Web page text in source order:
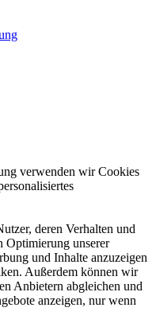
verwenden wir Cookies
deren Verhalten und
Optimierung unserer
und Inhalte anzuzeigen
Außerdem können wir
Anbietern abgleichen und
anzeigen, nur wenn